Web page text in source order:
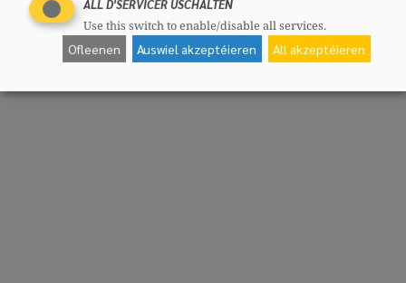
ALL D'SERVICER USCHALTEN
Use this switch to enable/disable all services.
Ofleenen Auswiel akzeptéieren All akzeptéieren